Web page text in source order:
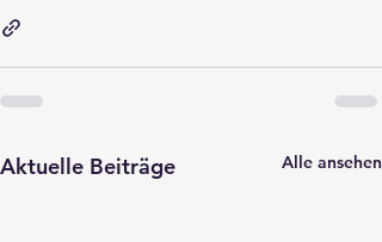
Aktuelle Beiträge Alle ansehen